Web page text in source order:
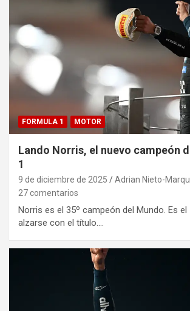
FORMULA 1 MOTOR
Lando Norris, el nuevo campeón
1
9 de diciembre de 2025
Adrian Nieto-
27 comentarios
Norris es el 35º campeón del Mundo. Es
alzarse con el título.…